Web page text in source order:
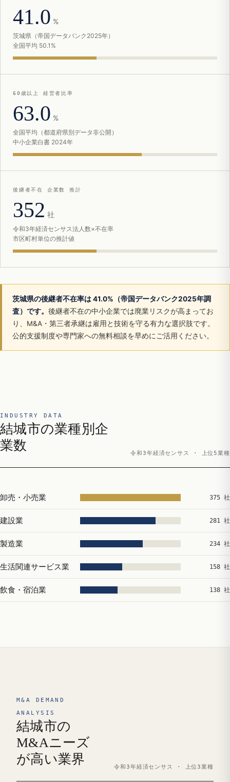
41.0 %
茨城県（帝国データバンク2025年）
全国平均 50.1%
60歳以上 経営者比率
63.0 %
全国平均（都道府県別データ非公開）
中小企業白書 2024年
後継者不在 企業数 推計
352 社
令和3年経済センサス法人数×不在率
市区町村単位の推計値
茨城県の後継者不在率は 41.0%（帝国データバンク2025年調
査）です。 後継者不在の中小企業では廃業リスクが高まってお
り、M&A・第三者承継は雇用と技術を守る有力な選択肢です。
公的支援制度や専門家への無料相談を早めにご活用ください。
INDUSTRY DATA
結城市の業種別企
業数
令和3年経済センサス · 上位5業種
卸売・小売業 375 社
建設業 281 社
製造業 234 社
生活関連サービス業 158 社
飲食・宿泊業 138 社
M&A DEMAND
ANALYSIS
結城市の
M&Aニーズ
が高い業界
令和3年経済センサス · 上位3業種